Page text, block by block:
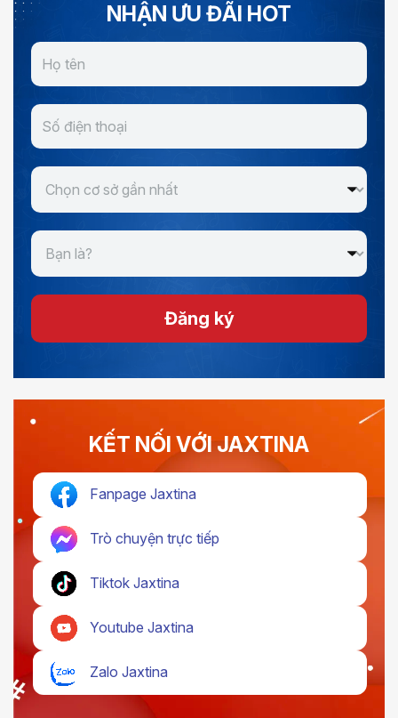
NHẬN ƯU ĐÃI HOT
Đăng ký
KẾT NỐI VỚI JAXTINA
Fanpage Jaxtina
Trò chuyện trực tiếp
Tiktok Jaxtina
Youtube Jaxtina
Zalo Jaxtina